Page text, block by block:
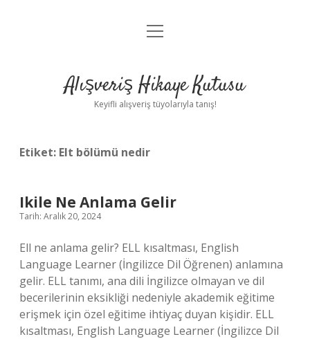
Anasayfa
Yasal Uyarı
menüyü
Alışveriş Hikaye Kutusu
Keyifli alışveriş tüyolarıyla tanış!
Etiket: Elt bölümü nedir
Ikile Ne Anlama Gelir
Tarih: Aralık 20, 2024
Ell ne anlama gelir? ELL kısaltması, English
Language Learner (İngilizce Dil Öğrenen) anlamına
gelir. ELL tanımı, ana dili İngilizce olmayan ve dil
becerilerinin eksikliği nedeniyle akademik eğitime
erişmek için özel eğitime ihtiyaç duyan kişidir. ELL
kısaltması, English Language Learner (İngilizce Dil